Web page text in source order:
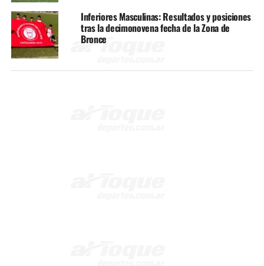
Inferiores Masculinas: Resultados y posiciones
tras la decimonovena fecha de la Zona de
Bronce